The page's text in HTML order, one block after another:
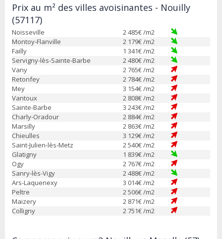
Prix au m² des villes avoisinantes - Nouilly
(57117)
Noisseville 2 485€ /m2
Montoy-Flanville
2 179€ /m2
Failly
1 341€ /m2
Servigny-lès-Sainte-Barbe
2 480€ /m2
Vany
2 765€ /m2
Retonfey
2 784€ /m2
Mey
3 154€ /m2
Vantoux
2 808€ /m2
Sainte-Barbe
3 243€ /m2
Charly-Oradour
2 884€ /m2
Marsilly
2 863€ /m2
Chieulles
3 129€ /m2
Saint-Julien-lès-Metz
2 540€ /m2
Glatigny
1 839€ /m2
Ogy
2 767€ /m2
Sanry-lès-Vigy
2 488€ /m2
Ars-Laquenexy
3 014€ /m2
Peltre
2 506€ /m2
Maizery
2 871€ /m2
Colligny
2 751€ /m2